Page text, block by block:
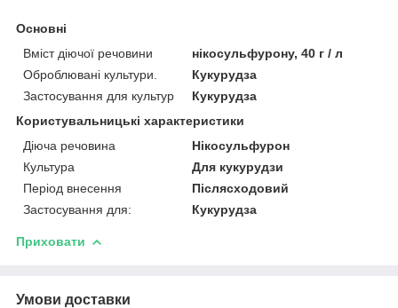
Основні
Вміст діючої речовини
нікосульфурону, 40 г / л
Оброблювані культури.
Кукурудза
Застосування для культур
Кукурудза
Користувальницькі характеристики
Діюча речовина
Нікосульфурон
Культура
Для кукурудзи
Період внесення
Післясходовий
Застосування для:
Кукурудза
Приховати
Умови доставки